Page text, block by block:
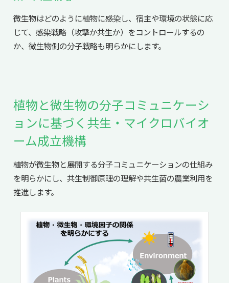
微生物はどのように植物に感染し、宿主や環境の状態に応
じて、感染戦略（攻撃か共生か）をコントロールするの
か、微生物側の分子戦略も明らかにします。
植物と微生物の分子コミュニケーシ
ョンに基づく共生・マイクロバイオ
ーム成立機構
植物が微生物と展開する分子コミュニケーションの仕組み
を明らかにし、共生制御原理の理解や共生菌の農業利用を
推進します。